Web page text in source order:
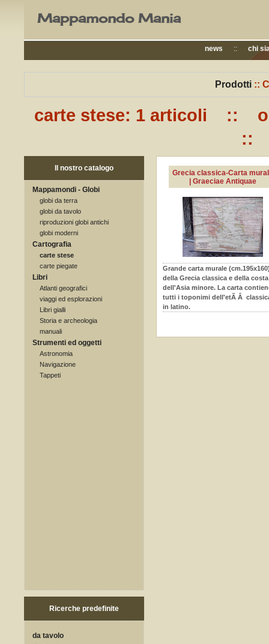
Mappamondo Mania
news :: chi
Prodotti::
carte stese: 1 articoli ::
::
Il nostro catalogo
Mappamondi - Globi
globi da terra
globi da tavolo
riproduzioni globi antichi
globi moderni
Cartografia
carte stese
carte piegate
Libri
Atlanti geografici
viaggi ed esplorazioni
Libri gialli
Storia e archeologia
manuali
Strumenti ed oggetti
Astronomia
Navigazione
Tappeti
Ricerche predefinite
da tavolo
Grecia classica-Carta
| Graeciae Antiquae
Grande carta murale
della Grecia classica e della costa
dell'Asia minore. La carta
tutti i toponimi dell'etÃ Â
in latino.